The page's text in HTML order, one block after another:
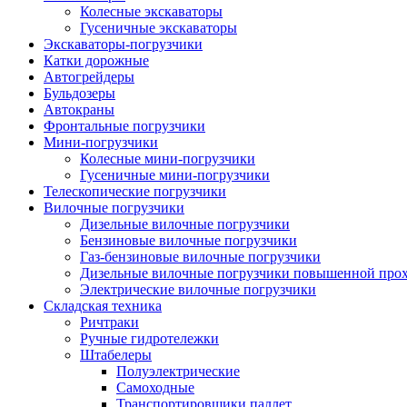
Колесные экскаваторы
Гусеничные экскаваторы
Экскаваторы-погрузчики
Катки дорожные
Автогрейдеры
Бульдозеры
Автокраны
Фронтальные погрузчики
Мини-погрузчики
Колесные мини-погрузчики
Гусеничные мини-погрузчики
Телескопические погрузчики
Вилочные погрузчики
Дизельные вилочные погрузчики
Бензиновые вилочные погрузчики
Газ-бензиновые вилочные погрузчики
Дизельные вилочные погрузчики повышенной
Электрические вилочные погрузчики
Складская техника
Ричтраки
Ручные гидротележки
Штабелеры
Полуэлектрические
Самоходные
Транспортировщики паллет